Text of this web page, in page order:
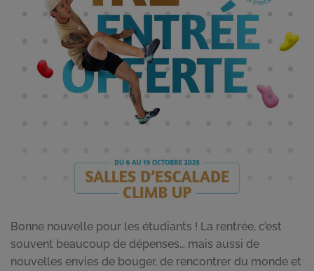
Bonne nouvelle pour les étudiants ! La rentrée, c’est
souvent beaucoup de dépenses… mais aussi de
nouvelles envies de bouger, de rencontrer du monde et